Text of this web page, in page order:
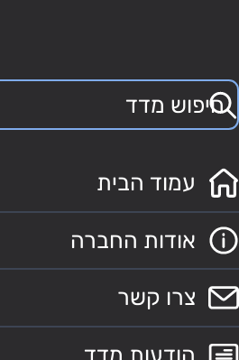
עמוד הבית
אודות החברה
צרו קשר